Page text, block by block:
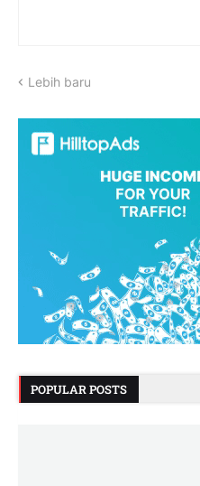
Lebih baru
POPULAR POSTS